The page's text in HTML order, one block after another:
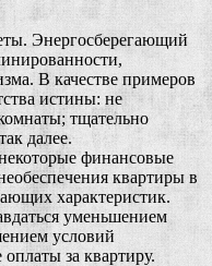
Энергосберегающий
В качестве примеров
истины: не
тщательно
далее.
финансовые
квартиры в
характеристик.
уменьшением
условий
за квартиру.